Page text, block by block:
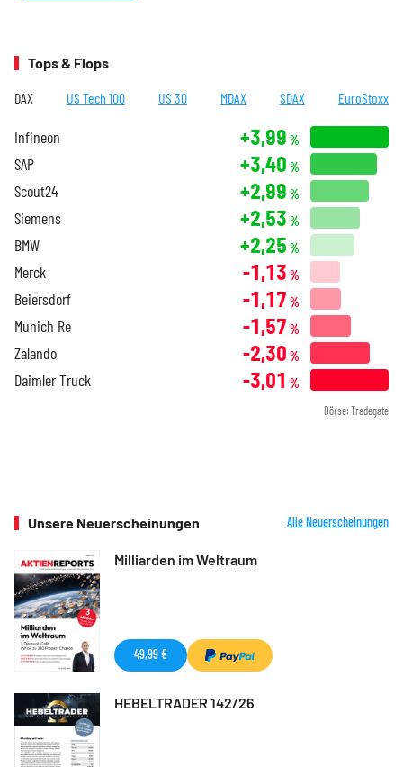
Tops & Flops
DAX US Tech 100 US 30 MDAX SDAX EuroStoxx
Infineon +3,99 %
SAP +3,40 %
Scout24 +2,99 %
Siemens +2,53 %
BMW +2,25 %
Merck -1,13 %
Beiersdorf -1,17 %
Munich Re -1,57 %
Zalando -2,30 %
Daimler Truck -3,01 %
Börse: Tradegate
Unsere Neuerscheinungen Alle Neuerscheinungen
Milliarden im Weltraum
49,99 €
HEBELTRADER 142/26